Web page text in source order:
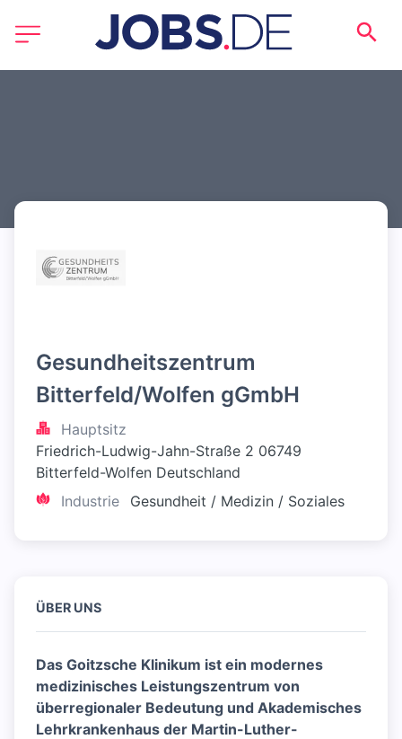
Gesundheitszentrum
Bitterfeld/Wolfen gGmbH
Hauptsitz
Friedrich-Ludwig-Jahn-Straße 2 06749
Bitterfeld-Wolfen Deutschland
Industrie
Gesundheit / Medizin / Soziales
ÜBER UNS
Das Goitzsche Klinikum ist ein modernes
medizinisches Leistungszentrum von
überregionaler Bedeutung und Akademisches
Lehrkrankenhaus der Martin-Luther-